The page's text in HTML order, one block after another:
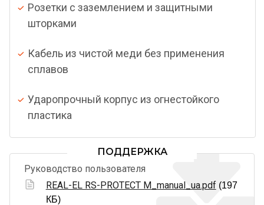
Розетки с заземлением и защитными
шторками
Кабель из чистой меди без применения
сплавов
Ударопрочный корпус из огнестойкого
пластика
ПОДДЕРЖКА
Руководство пользователя
REAL-EL RS-PROTECT M_manual_ua.pdf (197
КБ)